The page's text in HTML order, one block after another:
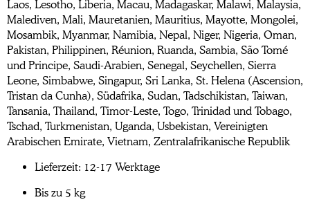
Laos, Lesotho, Liberia, Macau, Madagaskar, Malawi, Malaysia,
Malediven, Mali, Mauretanien, Mauritius, Mayotte, Mongolei,
Mosambik, Myanmar, Namibia, Nepal, Niger, Nigeria, Oman,
Pakistan, Philippinen, Réunion, Ruanda, Sambia, São Tomé
und Principe, Saudi-Arabien, Senegal, Seychellen, Sierra
Leone, Simbabwe, Singapur, Sri Lanka, St. Helena (Ascension,
Tristan da Cunha), Südafrika, Sudan, Tadschikistan, Taiwan,
Tansania, Thailand, Timor-Leste, Togo, Trinidad und Tobago,
Tschad, Turkmenistan, Uganda, Usbekistan, Vereinigten
Arabischen Emirate, Vietnam, Zentralafrikanische Republik
Lieferzeit: 12-17 Werktage
Bis zu 5 kg